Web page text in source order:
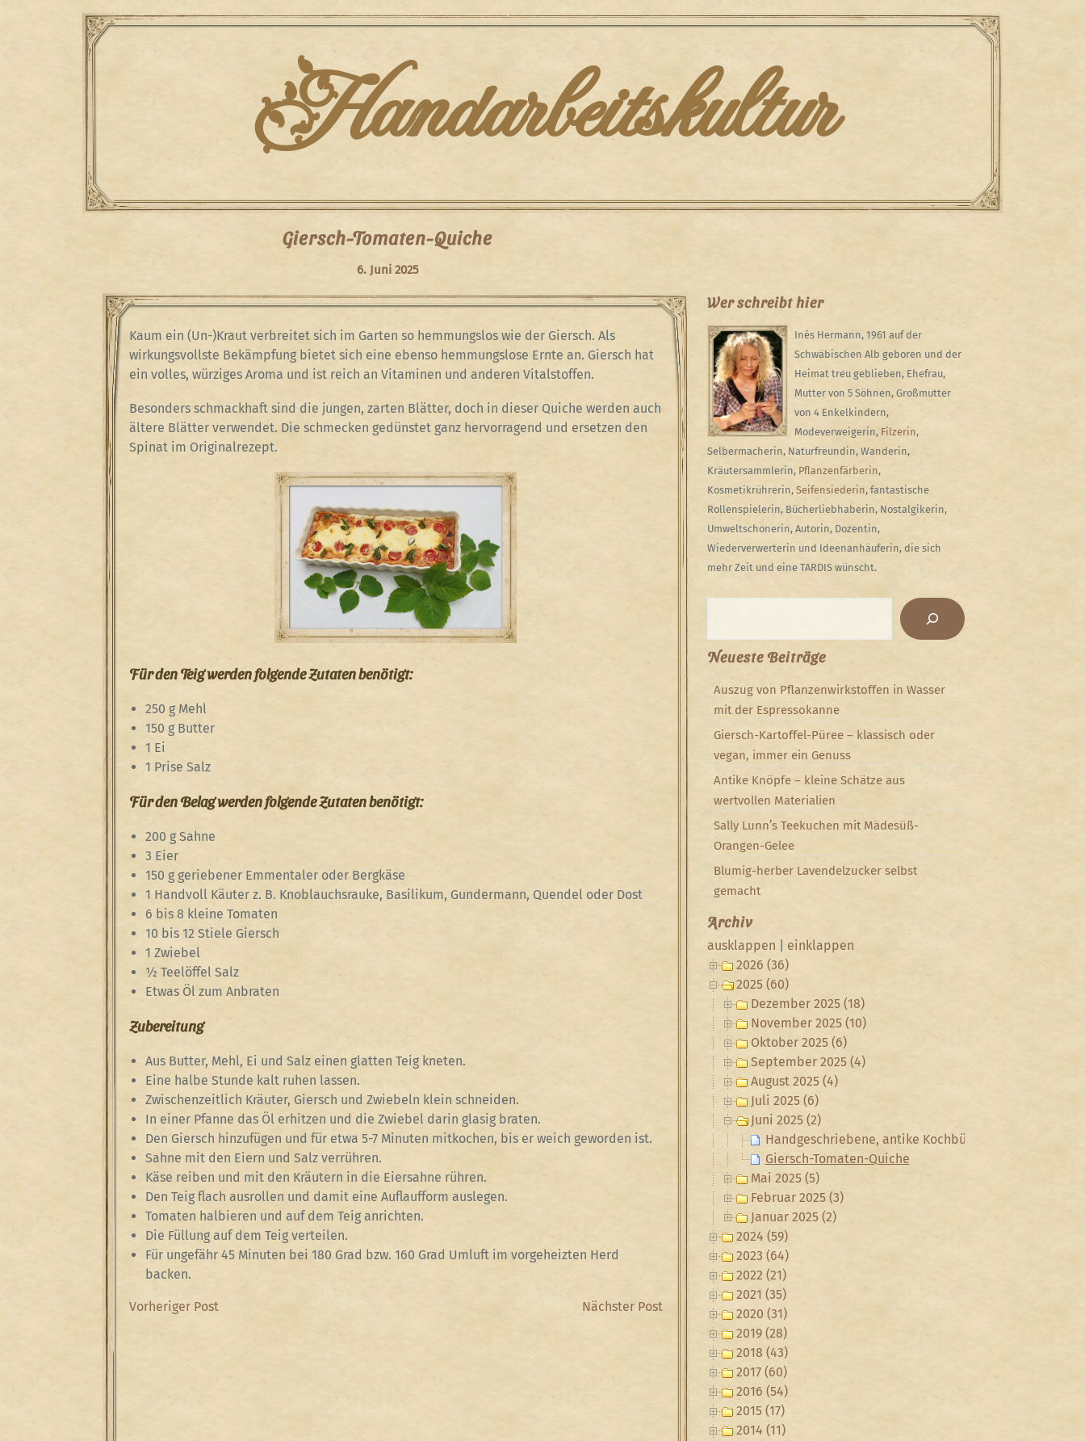
Skip
Handarbeitskultur
Giersch-Tomaten-Quiche
6. Juni 2025
Kaum ein (Un-)Kraut verbreitet sich im Garten so hemmungslos wie der Giersch. Als
wirkungsvollste Bekämpfung bietet sich eine ebenso hemmungslose Ernte an. Giersch hat
ein volles, würziges Aroma und ist reich an Vitaminen und anderen Vitalstoffen.
Besonders schmackhaft sind die jungen, zarten Blätter, doch in dieser Quiche werden auch
ältere Blätter verwendet. Die schmecken gedünstet ganz hervorragend und ersetzen den
Spinat im Originalrezept.
Für den Teig werden folgende Zutaten benötigt:
250 g Mehl
150 g Butter
1 Ei
1 Prise Salz
Für den Belag werden folgende Zutaten benötigt:
200 g Sahne
3 Eier
150 g geriebener Emmentaler oder Bergkäse
1 Handvoll Käuter z. B. Knoblauchsrauke, Basilikum, Gundermann, Quendel oder Dost
6 bis 8 kleine Tomaten
10 bis 12 Stiele Giersch
1 Zwiebel
½ Teelöffel Salz
Etwas Öl zum Anbraten
Zubereitung
Aus Butter, Mehl, Ei und Salz einen glatten Teig kneten.
Eine halbe Stunde kalt ruhen lassen.
Zwischenzeitlich Kräuter, Giersch und Zwiebeln klein schneiden.
In einer Pfanne das Öl erhitzen und die Zwiebel darin glasig braten.
Den Giersch hinzufügen und für etwa 5-7 Minuten mitkochen, bis er weich geworden ist.
Sahne mit den Eiern und Salz verrühren.
Käse reiben und mit den Kräutern in die Eiersahne rühren.
Den Teig flach ausrollen und damit eine Auflaufform auslegen.
Tomaten halbieren und auf dem Teig anrichten.
Die Füllung auf dem Teig verteilen.
Für ungefähr 45 Minuten bei 180 Grad bzw. 160 Grad Umluft im vorgeheizten Herd
backen.
Beitragsnavigation
Previous
Vorheriger Post
Next
Nächster Post
Wer schreibt hier
Inés Hermann, 1961 auf der
Schwäbischen Alb geboren und der
Heimat treu geblieben, Ehefrau,
Mutter von 5 Söhnen, Großmutter
von 4 Enkelkindern,
Modeverweigerin, Filzerin,
Selbermacherin, Naturfreundin, Wanderin,
Kräutersammlerin, Pflanzenfärberin,
Kosmetikrührerin, Seifensiederin, fantastische
Rollenspielerin, Bücherliebhaberin, Nostalgikerin,
Umweltschonerin, Autorin, Dozentin,
Wiederverwerterin und Ideenanhäuferin, die sich
mehr Zeit und eine TARDIS wünscht.
Neueste Beiträge
Auszug von Pflanzenwirkstoffen in Wasser
mit der Espressokanne
Giersch-Kartoffel-Püree – klassisch oder
vegan, immer ein Genuss
Antike Knöpfe – kleine Schätze aus
wertvollen Materialien
Sally Lunn’s Teekuchen mit Mädesüß-
Orangen-Gelee
Blumig-herber Lavendelzucker selbst
gemacht
Archiv
ausklappen
einklappen
2026 (36)
2025 (60)
Dezember 2025 (18)
November 2025 (10)
Oktober 2025 (6)
September 2025 (4)
August 2025 (4)
Juli 2025 (6)
Juni 2025 (2)
Handgeschriebene, antike Kochbücher
Giersch-Tomaten-Quiche
Mai 2025 (5)
Februar 2025 (3)
Januar 2025 (2)
2024 (59)
2023 (64)
2022 (21)
2021 (35)
2020 (31)
2019 (28)
2018 (43)
2017 (60)
2016 (54)
2015 (17)
2014 (11)